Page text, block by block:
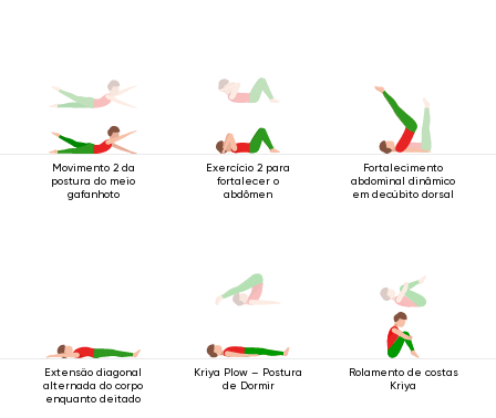
Movimento 2 da
postura do meio
gafanhoto
Exercício 2 para
fortalecer o
abdômen
Fortalecimento
abdominal dinâmico
em decúbito dorsal
Extensão diagonal
alternada do corpo
enquanto deitado
Kriya Plow – Postura
de Dormir
Rolamento de costas
Kriya